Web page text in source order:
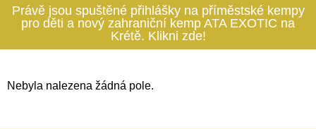
Právě jsou spuštěné přihlášky na příměstské kempy
pro děti a nový zahraniční kemp ATA EXOTIC na
Krétě. Klikni zde!
Nebyla nalezena žádná pole.